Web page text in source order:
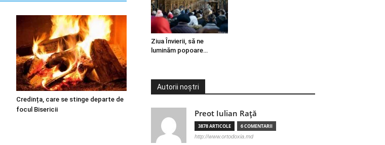
Credința, care se stinge departe de
focul Bisericii
Ziua Învierii, să ne
luminăm popoare…
Autorii noștri
Preot Iulian Raţă
3878 ARTICOLE 6 COMENTARII
http://www.ortodoxia.md